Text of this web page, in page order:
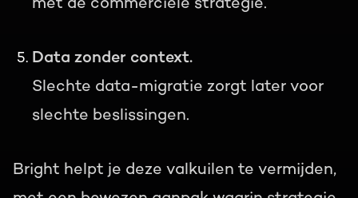
Data zonder context.
Slechte data-migratie zorgt later voor
slechte beslissingen.
Bright helpt je deze valkuilen te vermijden,